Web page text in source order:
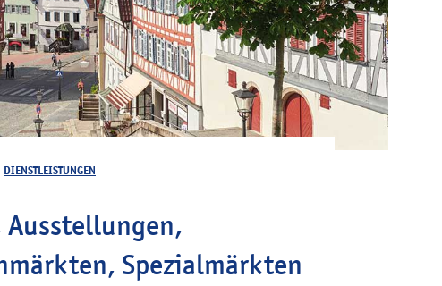
DIENSTLEISTUNGEN
Ausstellungen,
Spezialmärkten